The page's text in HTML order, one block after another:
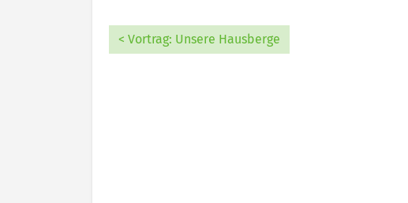
< Vortrag: Unsere Hausberge